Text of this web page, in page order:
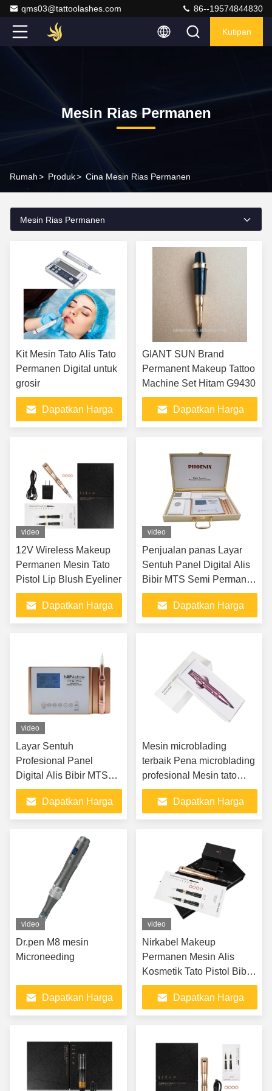
qms03@tattoolashes.com 86--19574844830
Kutipan
Mesin Rias Permanen
Rumah> Produk> Cina Mesin Rias Permanen
Mesin Rias Permanen
Kit Mesin Tato Alis Tato
Permanen Digital untuk
grosir
Dapatkan Harga
GIANT SUN Brand
Permanent Makeup Tattoo
Machine Set Hitam G9430
Dapatkan Harga
video
12V Wireless Makeup
Permanen Mesin Tato
Pistol Lip Blush Eyeliner
Dapatkan Harga
video
Penjualan panas Layar
Sentuh Panel Digital Alis
Bibir MTS Semi Permanen
Makeup Tato Mesin
Factroy PriceDapatkan Harga
video
Layar Sentuh
Profesional Panel
Digital Alis Bibir MTS
Semi Permanen
Makeup Tato Mesin
Dapatkan Harga
Mesin microblading
terbaik Pena microblading
profesional Mesin tato
nirkabel terbaik Mesin tato
terbaik
Dapatkan Harga
video
Dr.pen M8 mesin
Microneeding
Dapatkan Harga
video
Nirkabel Makeup
Permanen Mesin Alis
Kosmetik Tato Pistol Bibir
Microblading Kit
Dapatkan Harga